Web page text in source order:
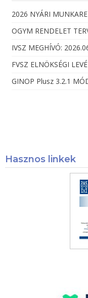
2026 NYÁRI
OGYM RENDELET
IVSZ MEGHÍVÓ:
FVSZ ELNÖKSÉGI
GINOP Plusz 3.2.1
Hasznos linkek